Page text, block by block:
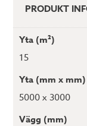
PRODUKT
Yta (m²)
15
Yta (mm x mm)
5000 x 3000
Vägg (mm)